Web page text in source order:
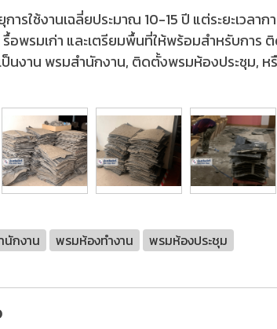
ารใช้งานเฉลี่ยประมาณ 10-15 ปี แต่ระยะเวล
รื้อพรมเก่า และเตรียมพื้นที่ให้พร้อมสำหรับกา
ป็นงาน พรมสำนักงาน, ติดตั้งพรมห้องประชุม,
กงาน พรมห้องทำงาน พรมห้องประชุม